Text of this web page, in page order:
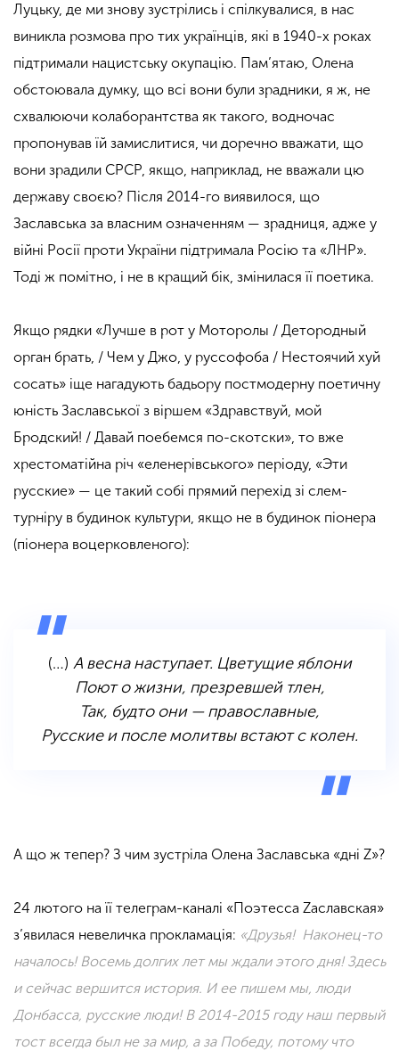
Луцьку, де ми знову зустрілись і спілкувалися, в нас
виникла розмова про тих українців, які в 1940-х роках
підтримали нацистську окупацію. Пам’ятаю, Олена
обстоювала думку, що всі вони були зрадники, я ж, не
схвалюючи колаборантства як такого, водночас
пропонував їй замислитися, чи доречно вважати, що
вони зрадили СРСР, якщо, наприклад, не вважали цю
державу своєю? Після 2014-го виявилося, що
Заславська за власним означенням — зрадниця, адже у
війні Росії проти України підтримала Росію та «ЛНР».
Тоді ж помітно, і не в кращий бік, змінилася її поетика.
Якщо рядки «Лучше в рот у Моторолы / Детородный
орган брать, / Чем у Джо, у руссофоба / Нестоячий хуй
сосать» іще нагадують бадьору постмодерну поетичну
юність Заславської з віршем «Здравствуй, мой
Бродский! / Давай поебемся по-скотски», то вже
хрестоматійна річ «еленерівського» періоду, «Эти
русские» — це такий собі прямий перехід зі слем-
турніру в будинок культури, якщо не в будинок піонера
(піонера воцерковленого):
(…) А весна наступает. Цветущие яблони
Поют о жизни, презревшей тлен,
Так, будто они — православные,
Русские и после молитвы встают с колен.
А що ж тепер? З чим зустріла Олена Заславська «дні Z»?
24 лютого на її телеграм-каналі «Поэтесса Zаславская»
з’явилася невеличка прокламація: «Друзья! Наконец-то
началось! Восемь долгих лет мы ждали этого дня! Здесь
и сейчас вершится история. И ее пишем мы, люди
Донбасса, русские люди!В 2014-2015 году наш первый
тост всегда был не за мир, а за Победу, потому что